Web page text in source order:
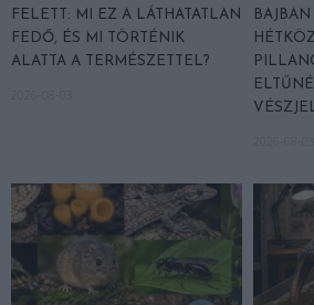
FELETT: MI EZ A LÁTHATATLAN
FEDŐ, ÉS MI TÖRTÉNIK
ALATTA A TERMÉSZETTEL?